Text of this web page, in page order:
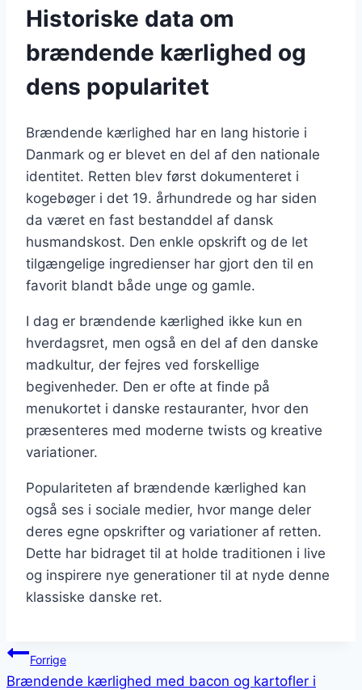
Historiske data om
brændende kærlighed og
dens popularitet
Brændende kærlighed har en lang historie i
Danmark og er blevet en del af den nationale
identitet. Retten blev først dokumenteret i
kogebøger i det 19. århundrede og har siden
da været en fast bestanddel af dansk
husmandskost. Den enkle opskrift og de let
tilgængelige ingredienser har gjort den til en
favorit blandt både unge og gamle.
I dag er brændende kærlighed ikke kun en
hverdagsret, men også en del af den danske
madkultur, der fejres ved forskellige
begivenheder. Den er ofte at finde på
menukortet i danske restauranter, hvor den
præsenteres med moderne twists og kreative
variationer.
Populariteten af brændende kærlighed kan
også ses i sociale medier, hvor mange deler
deres egne opskrifter og variationer af retten.
Dette har bidraget til at holde traditionen i live
og inspirere nye generationer til at nyde denne
klassiske danske ret.
Indlægsnavigation
Forrige
Brændende kærlighed med bacon og kartofler i